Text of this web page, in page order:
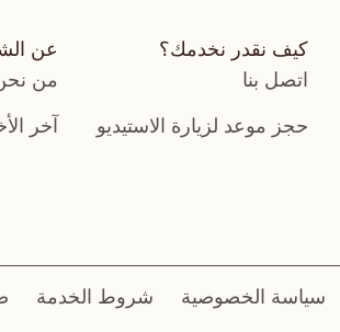
كيف نقدر نخدمك؟
اتصل بنا
حجز موعد لزيارة الاستيديو
عن
من
آخر
سياسة الخصوصية شروط الخدمة